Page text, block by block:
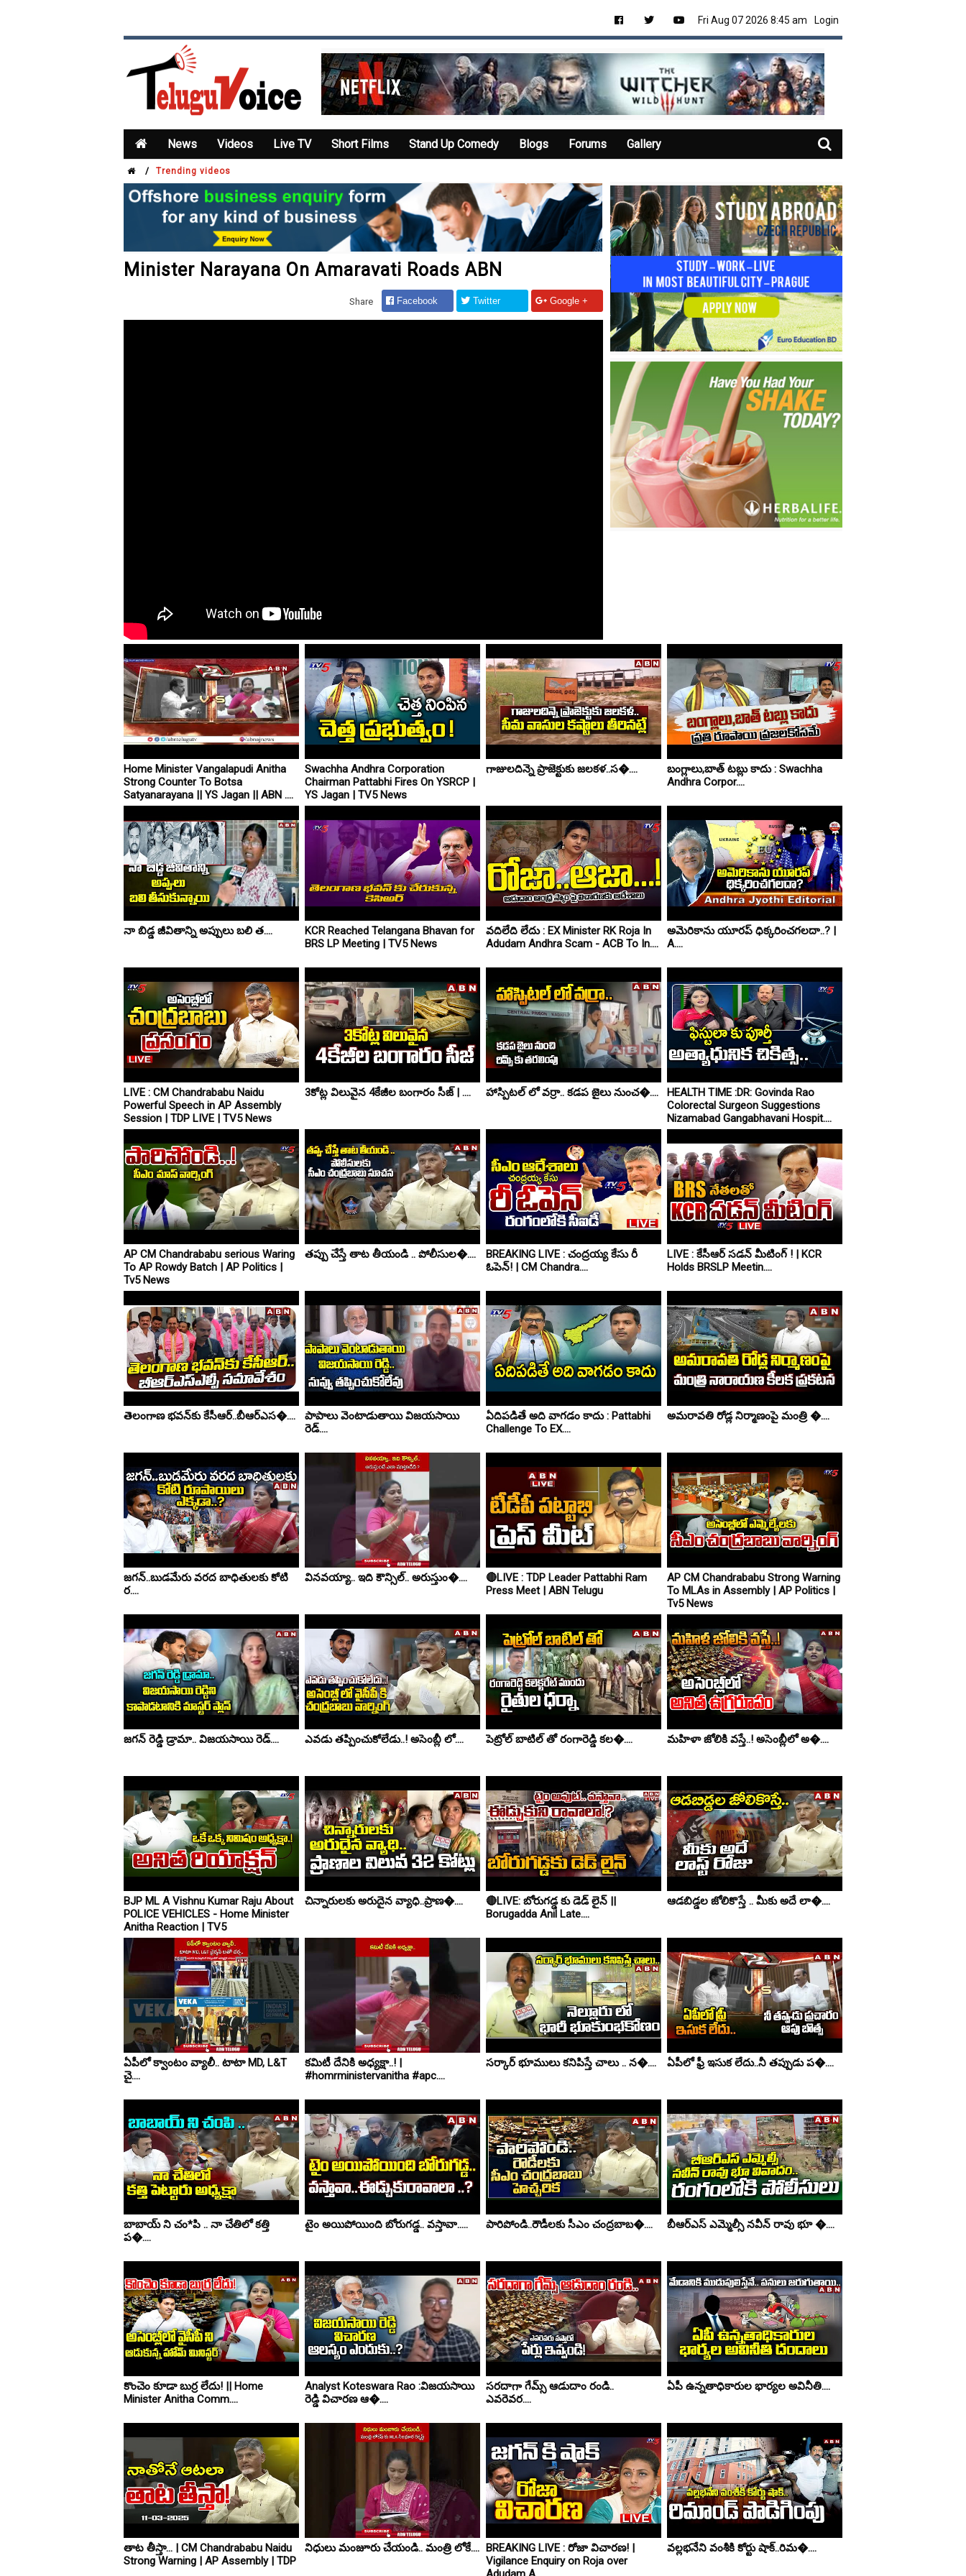
Fri Aug 07 2026 8:45 am Login
News Videos Live TV Short Films Stand Up Comedy Blogs Forums Gallery
/ Trending videos
Minister Narayana On Amaravati Roads ABN
Share Facebook Twitter Google +
Home Minister Vangalapudi Anitha
Strong Counter To Botsa
Satyanarayana || YS Jagan || ABN ....
Swachha Andhra Corporation
Chairman Pattabhi Fires On YSRCP |
YS Jagan | TV5 News
గాజులదిన్నె ప్రాజెక్టుకు జలకళ..స�....
బంగ్లాలు,బాత్ టబ్లు కాదు : Swachha
Andhra Corpor....
నా బిడ్డ జీవితాన్ని అప్పులు బలి త....
KCR Reached Telangana Bhavan for
BRS LP Meeting | TV5 News
వదిలేది లేదు : EX Minister RK Roja In
Adudam Andhra Scam - ACB To In....
అమెరికాను యూరప్ ధిక్కరించగలదా..? |
A....
LIVE : CM Chandrababu Naidu
Powerful Speech in AP Assembly
Session | TDP LIVE | TV5 News
3కోట్ల విలువైన 4కేజీల బంగారం సీజ్ | .... హాస్పిటల్ లో వర్రా.. కడప జైలు నుంచ�....
HEALTH TIME :DR: Govinda Rao
Colorectal Surgeon Suggestions
Nizamabad Gangabhavani Hospit....
AP CM Chandrababu serious Waring
To AP Rowdy Batch | AP Politics |
Tv5 News
తప్పు చేస్తే తాట తీయండి .. పోలీసుల�....
BREAKING LIVE : చంద్రయ్య కేసు రీ
ఓపెన్! | CM Chandra....
LIVE : కేసీఆర్ సడన్ మీటింగ్ ! | KCR
Holds BRSLP Meetin....
తెలంగాణ భవన్‌కు కేసీఆర్..బీఆర్ఎస�....
పాపాలు వెంటాడుతాయి విజయసాయి
రెడ్....
ఏదిపడితే అది వాగడం కాదు : Pattabhi
Challenge To EX....
అమరావతి రోడ్ల నిర్మాణంపై మంత్రి �....
జగన్..బుడమేరు వరద బాధితులకు కోటి
ర....
వినవయ్యా.. ఇది కౌన్సిల్.. అరుస్తుం�....
🔴LIVE : TDP Leader Pattabhi Ram
Press Meet | ABN Telugu
AP CM Chandrababu Strong Warning
To MLAs in Assembly | AP Politics |
Tv5 News
జగన్ రెడ్డి డ్రామా.. విజయసాయి రెడ్.... ఎవడు తప్పించుకోలేడు..! అసెంబ్లీ లో.... పెట్రోల్ బాటిల్ తో రంగారెడ్డి కల�.... మహిళా జోలికి వస్తే..! అసెంబ్లీలో అ�....
BJP ML A Vishnu Kumar Raju About
POLICE VEHICLES - Home Minister
Anitha Reaction | TV5
చిన్నారులకు అరుదైన వ్యాధి..ప్రాణ�....
🔴LIVE: బోరుగడ్డ కు డెడ్ లైన్ ||
Borugadda Anil Late....
ఆడబిడ్డల జోలికొస్తే .. మీకు అదే లా�....
ఏపీలో క్వాంటం వ్యాలీ.. టాటా MD, L&T
చై....
కమిటీ దేనికి అధ్యక్షా..! |
#homrministervanitha #apc....
సర్కార్ భూములు కనిపిస్తే చాలు .. న�.... ఏపీలో ఫ్రీ ఇసుక లేదు..నీ తప్పుడు ప�....
బాబాయ్ ని చం*పి .. నా చేతిలో కత్తి
ప�....
టైం అయిపోయింది బోరుగడ్డ.. వస్తావా..... పారిపోండి..రౌడీలకు సీఎం చంద్రబాబ�.... బీఆర్ఎస్ ఎమ్మెల్సీ నవీన్ రావు భూ �....
కొంచెం కూడా బుర్ర లేదు! || Home
Minister Anitha Comm....
Analyst Koteswara Rao :విజయసాయి
రెడ్డి విచారణ ఆ�....
సరదాగా గేమ్స్ ఆడుదాం రండి..
ఎవరెవర....
ఏపీ ఉన్నతాధికారుల భార్యల అవినీతి....
తాట తీస్తా... | CM Chandrababu Naidu
Strong Warning | AP Assembly | TDP
నిధులు మంజూరు చేయండి.. మంత్రి లోకే.... BREAKING LIVE : రోజా విచారణ! |
Vigilance Enquiry on Roja over
వల్లభనేని వంశీకి కోర్టు షాక్..రిమ�....